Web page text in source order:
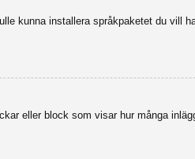
kunna installera språkpaketet du vill
eller block som visar hur många